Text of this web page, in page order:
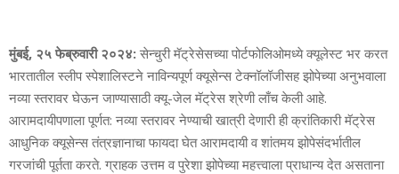
मुंबई, २५ फेब्रुवारी २०२४: सेन्‍चुरी मॅट्रेसेसच्‍या पोर्टफोलिओमध्‍ये क्‍यूलेस्‍ट भर करत
भारतातील स्‍लीप स्‍पेशालिस्‍टने नाविन्‍यपूर्ण क्‍यूसेन्‍स टेक्‍नॉलॉजीसह झोपेच्‍या अनुभवाला
नव्‍या स्‍तरावर घेऊन जाण्‍यासाठी क्‍यू-जेल मॅट्रेस श्रेणी लाँच केली आहे.
आरामदायीपणाला पूर्णत: नव्‍या स्‍तरावर नेण्‍याची खात्री देणारी ही क्रांतिकारी मॅट्रेस
आधुनिक क्‍यूसेन्‍स तंत्रज्ञानाचा फायदा घेत आरामदायी व शांतमय झोपेसंदर्भातील
गरजांची पूर्तता करते. ग्राहक उत्तम व पुरेशा झोपेच्‍या महत्त्वाला प्राधान्‍य देत असताना